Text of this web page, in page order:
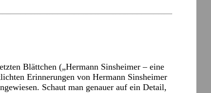
Blättchen („Hermann Sinsheimer – eine
Erinnerungen von Hermann Sinsheimer
Schaut man genauer auf ein Detail,